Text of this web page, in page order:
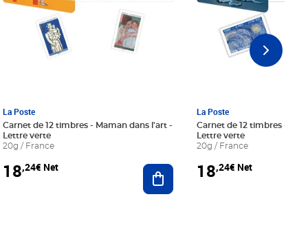
au panier
La Poste
Carnet de 12 timbres - Maman dans l'art -
Lettre verte
20g / France
18,24€ Net Ajouter au panier
La Poste
Carnet de 12 timbres - Le
Lettre verte
20g / France
18,24€ Net